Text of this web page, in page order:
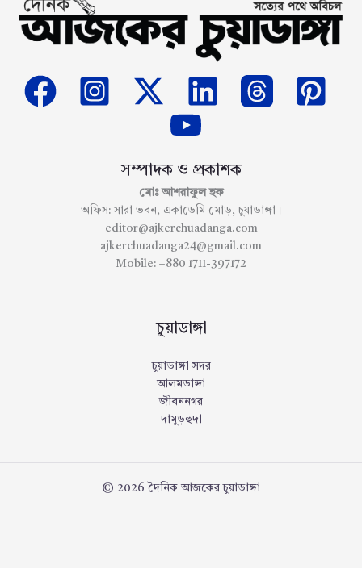
সম্পাদক ও প্রকাশক
মোঃ আশরাফুল হক
অফিস: সারা ভবন, একাডেমি মোড়, চুয়াডাঙ্গা।
editor@ajkerchuadanga.com
ajkerchuadanga24@gmail.com
Mobile: +880 1711-397172
চুয়াডাঙ্গা
চুয়াডাঙ্গা সদর
আলমডাঙ্গা
জীবননগর
দামুড়হুদা
© 2026 দৈনিক আজকের চুয়াডাঙ্গা